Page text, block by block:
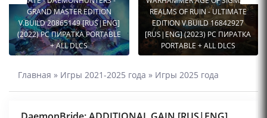
GRAND MASTER EDITION
V.BUILD 20865149 [RUS|ENG]
(2022) PC ПИРАТКА PORTABLE
+ ALL DLCS
REALMS OF RUIN - ULTIMATE
EDITION V.BUILD 16842927
[RUS|ENG] (2023) PC ПИРАТКА
PORTABLE + ALL DLCS
Главная » Игры 2021-2025 года » Игры 2025 года